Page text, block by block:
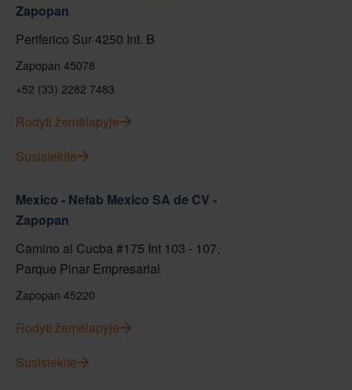
Zapopan
Periferico Sur 4250 Int. B
Zapopan 45078
+52 (33) 2282 7483
Rodyti žemėlapyje
Susisiekite
Mexico - Nefab Mexico SA de CV -
Zapopan
Camino al Cucba #175 Int 103 - 107,
Parque Pinar Empresarial
Zapopan 45220
Rodyti žemėlapyje
Susisiekite